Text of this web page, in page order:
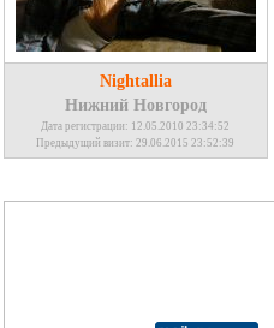
Nightallia
Нижний Новгород
Дата регистрации: 12.05.2010 23:34:52
Предыдущий визит: 29.06.2015 23:52:39